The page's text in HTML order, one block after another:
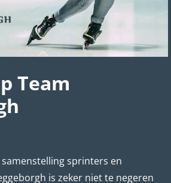
Team
sprinters en
is zeker niet te negeren